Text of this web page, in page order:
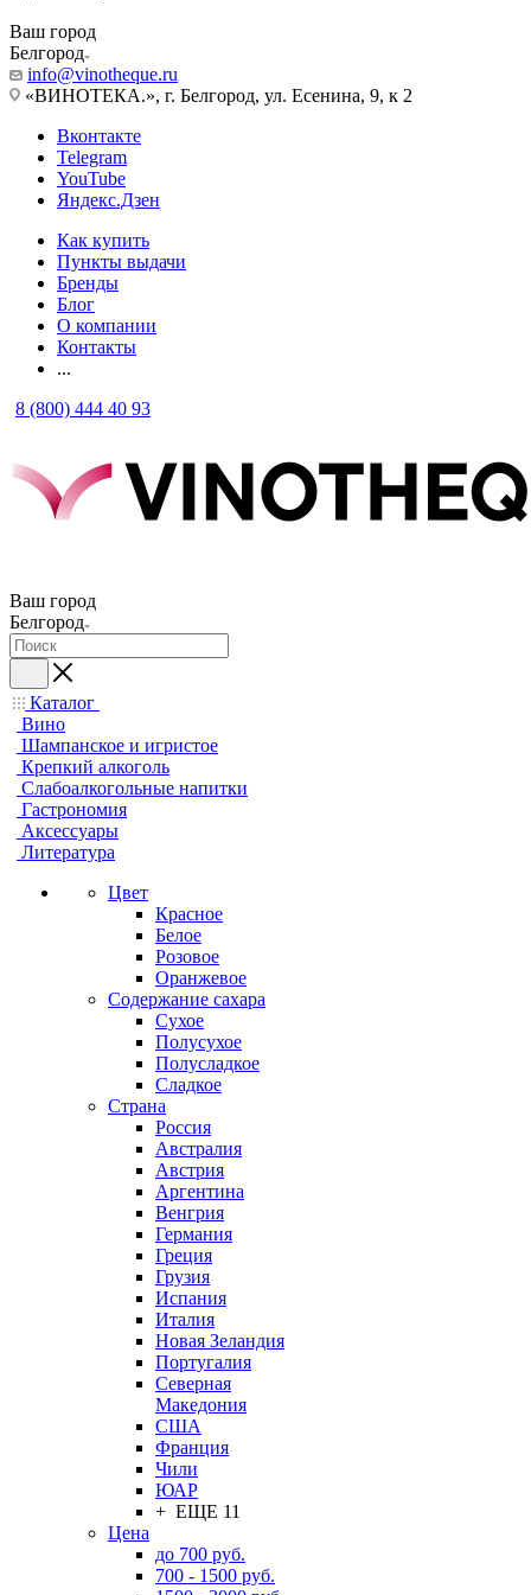
Ваш город
Белгород
info@vinotheque.ru
«ВИНОТЕКА.», г. Белгород, ул. Есенина, 9, к 2
Вконтакте
Telegram
YouTube
Яндекс.Дзен
Как купить
Пункты выдачи
Бренды
Блог
О компании
Контакты
...
8 (800) 444 40 93
Ваш город
Белгород
Каталог
Вино
Шампанское и игристое
Крепкий алкоголь
Слабоалкогольные напитки
Гастрономия
Аксессуары
Литература
Цвет
Красное
Белое
Розовое
Оранжевое
Содержание сахара
Сухое
Полусухое
Полусладкое
Сладкое
Страна
Россия
Австралия
Австрия
Аргентина
Венгрия
Германия
Греция
Грузия
Испания
Италия
Новая Зеландия
Португалия
Северная
Македония
США
Франция
Чили
ЮАР
+ ЕЩЕ 11
Цена
до 700 руб.
700 - 1500 руб.